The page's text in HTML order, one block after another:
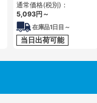
通常価格(税別)：
5,093円 ～
在庫品1日目～
当日出荷可能